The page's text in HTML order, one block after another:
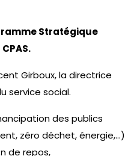
Stratégique
Girboux, la directrice
service social.
des publics
zéro déchet, énergie,…)
de repos,